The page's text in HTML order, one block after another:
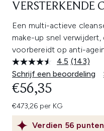
VERSTERKENDE
Een multi-actieve
make-up snel
voorbereidt op anti-
4.5 Lees
143
(143)
Schrijf een beoordeling
Verdien 56 punten
€56,35
€473,26 per KG